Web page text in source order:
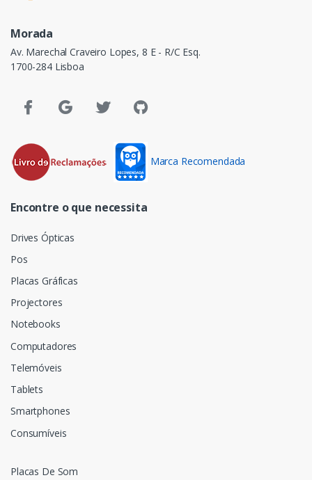
Morada
Av. Marechal Craveiro Lopes, 8 E - R/C Esq.
1700-284 Lisboa
Marca Recomendada
Encontre o que necessita
Drives Ópticas
Pos
Placas Gráficas
Projectores
Notebooks
Computadores
Telemóveis
Tablets
Smartphones
Consumíveis
Placas De Som